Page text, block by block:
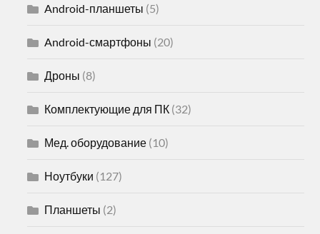
Android-планшеты (5)
Android-смартфоны (20)
Дроны (8)
Комплектующие для ПК (32)
Мед. оборудование (10)
Ноутбуки (127)
Планшеты (2)